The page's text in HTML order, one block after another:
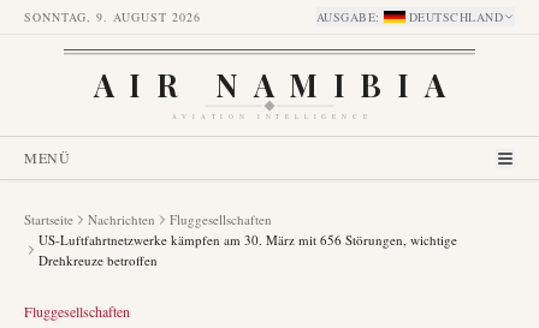
SONNTAG, 9. AUGUST 2026 AUSGABE: DEUTSCHLAND
AIR NAMIBIA
AVIATION INTELLIGENCE
MENÜ
Startseite Nachrichten
Fluggesellschaften
US-Luftfahrtnetzwerke kämpfen am 30. März mit 656 Störungen, wichtige
Drehkreuze betroffen
Fluggesellschaften